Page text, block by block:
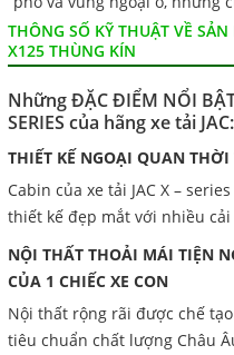
THÔNG SỐ KỸ THUẬT VỀ
X125 THÙNG KÍN
Những ĐẶC ĐIỂM NỔI
SERIES của hãng xe tải JAC:
THIẾT KẾ NGOẠI QUAN
Cabin của xe tải JAC X –
thiết kế đẹp mắt với nhiều
NỘI THẤT THOẢI MÁI TIỆN
CỦA 1 CHIẾC XE CON
Nội thất rộng rãi được chế
tiêu chuẩn chất lượng Châu